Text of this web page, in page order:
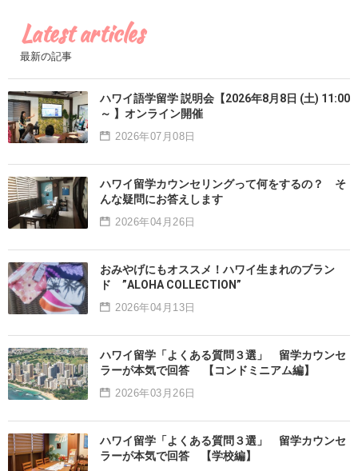
Latest articles
最新の記事
ハワイ語学留学 説明会【2026年8月8日 (土) 11:00
～ 】オンライン開催
2026年07月08日
ハワイ留学カウンセリングって何をするの？ そ
んな疑問にお答えします
2026年04月26日
おみやげにもオススメ！ハワイ生まれのブラン
ド ”ALOHA COLLECTION”
2026年04月13日
ハワイ留学「よくある質問３選」 留学カウンセ
ラーが本気で回答 【コンドミニアム編】
2026年03月26日
ハワイ留学「よくある質問３選」 留学カウンセ
ラーが本気で回答 【学校編】